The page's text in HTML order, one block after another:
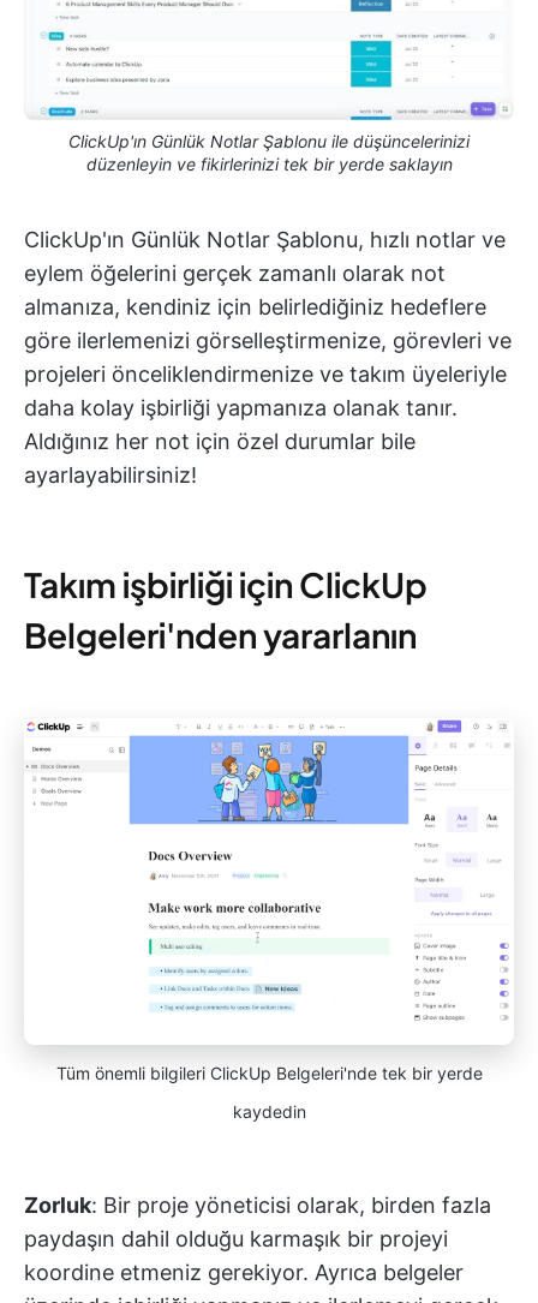
ClickUp'ın Günlük Notlar Şablonu ile düşüncelerinizi
düzenleyin ve fikirlerinizi tek bir yerde saklayın
ClickUp'ın Günlük Notlar Şablonu, hızlı notlar ve
eylem öğelerini gerçek zamanlı olarak not
almanıza, kendiniz için belirlediğiniz hedeflere
göre ilerlemenizi görselleştirmenize, görevleri ve
projeleri önceliklendirmenize ve takım üyeleriyle
daha kolay işbirliği yapmanıza olanak tanır.
Aldığınız her not için özel durumlar bile
ayarlayabilirsiniz!
Takım işbirliği için ClickUp
Belgeleri'nden yararlanın
Tüm önemli bilgileri ClickUp Belgeleri'nde tek bir yerde
kaydedin
Zorluk: Bir proje yöneticisi olarak, birden fazla
paydaşın dahil olduğu karmaşık bir projeyi
koordine etmeniz gerekiyor. Ayrıca belgeler